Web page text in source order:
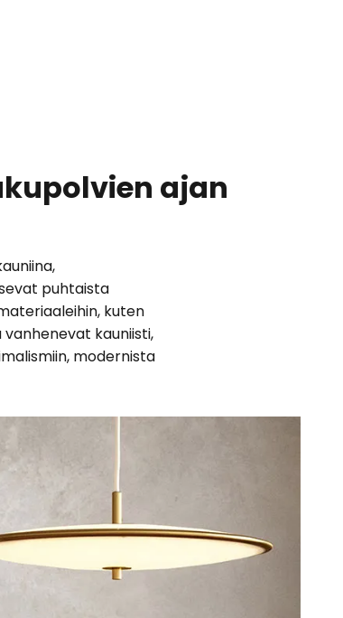
ajan
puhtaista
kuten
kauniisti,
modernista